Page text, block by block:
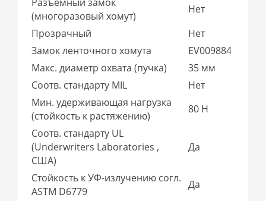
(многоразовый хомут)
Нет
Прозрачный
Нет
Замок ленточного хомута
EV009884
Макс. диаметр охвата (пучка)
35 мм
Соотв. стандарту MIL
Нет
Мин. удерживающая нагрузка
(стойкость к растяжению)
80 Н
Соотв. стандарту UL
(Underwriters Laboratories ,
США)
Да
Стойкость к УФ-излучению согл.
ASTM D6779
Да